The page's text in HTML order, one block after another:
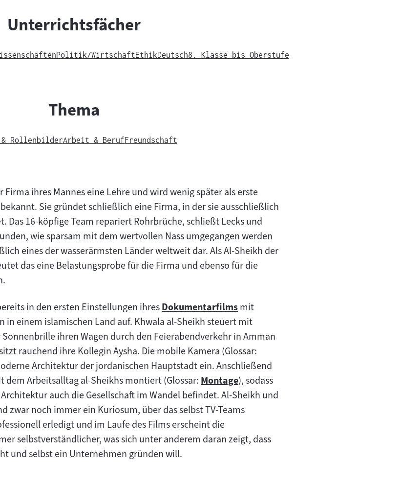
Unterrichtsfächer
Politik/WirtschaftEthikDeutsch8. Klasse bis Oberstufe
Thema
& RollenbilderArbeit & BerufFreundschaft
ihres Mannes eine Lehre und wird wenig später als erste
Sie gründet schließlich eine Firma, in der sie ausschließlich
Das 16-köpfige Team repariert Rohrbrüche, schließt Lecks und
wie sparsam mit dem wertvollen Nass umgegangen werden
eines der wasserärmsten Länder weltweit dar. Als Al-Sheikh der
das eine Belastungsprobe für die Firma und ebenso für die
in den ersten Einstellungen ihresZum
Inhalt:
Dokumentarfilmsmit
in einem islamischen Land auf. Khwala al-Sheikh steuert mit
ihren Wagen durch den Feierabendverkehr in Amman
rauchend ihre Kollegin Aysha. Die mobile Kamera (Glossar:
Architektur der jordanischen Hauptstadt ein. Anschließend
dem Arbeitsalltag al-Sheikhs montiert (Glossar:Zum
Inhalt:
Montage), sodass
auch die Gesellschaft im Wandel befindet. Al-Sheikh und
zwar noch immer ein Kuriosum, über das selbst TV-Teams
erledigt und im Laufe des Films erscheint die
selbstverständlicher, was sich unter anderem daran zeigt, dass
und selbst ein Unternehmen gründen will.